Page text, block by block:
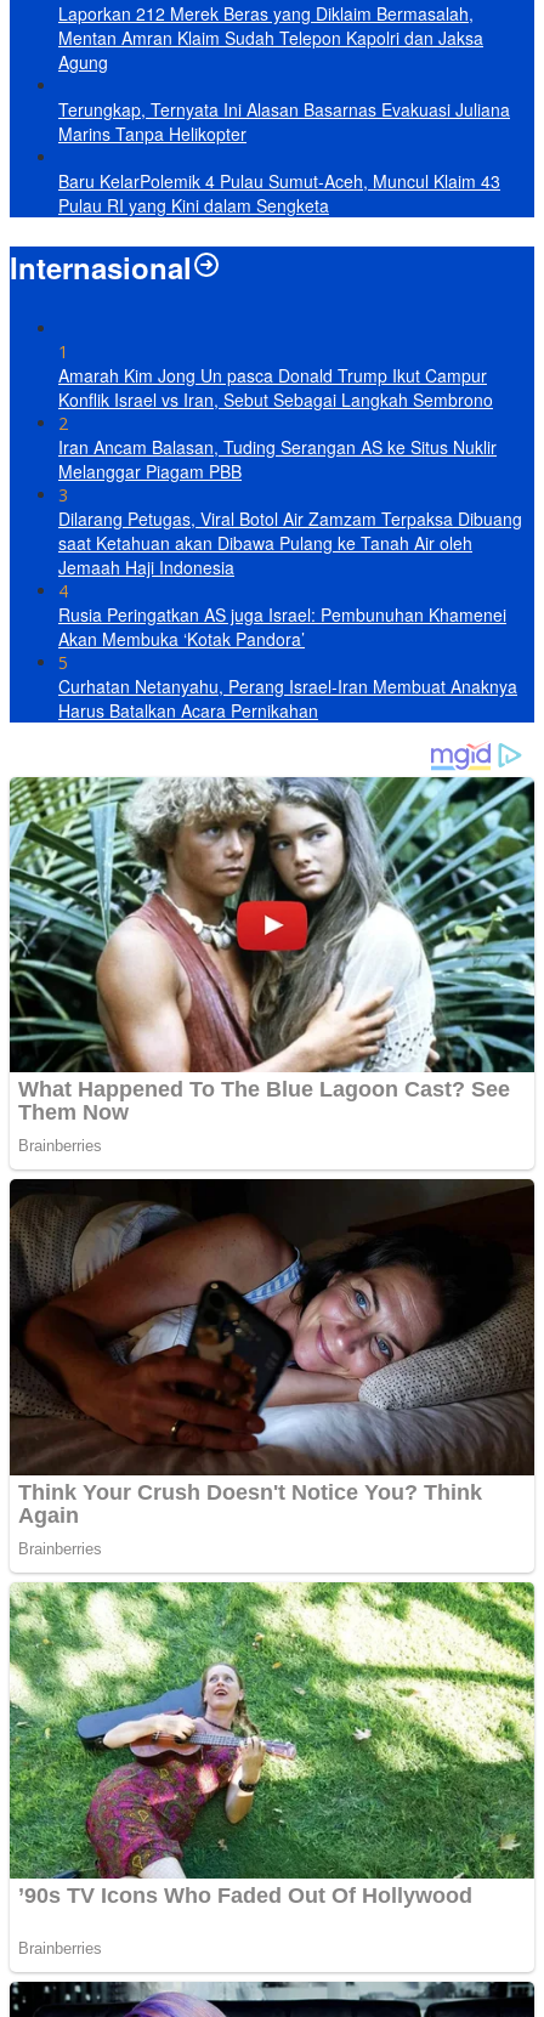
Laporkan 212 Merek Beras yang Diklaim Bermasalah,
Mentan Amran Klaim Sudah Telepon Kapolri dan Jaksa
Agung
Terungkap, Ternyata Ini Alasan Basarnas Evakuasi Juliana
Marins Tanpa Helikopter
Baru KelarPolemik 4 Pulau Sumut-Aceh, Muncul Klaim 43
Pulau RI yang Kini dalam Sengketa
Internasional
1
Amarah Kim Jong Un pasca Donald Trump Ikut Campur
Konflik Israel vs Iran, Sebut Sebagai Langkah Sembrono
2
Iran Ancam Balasan, Tuding Serangan AS ke Situs Nuklir
Melanggar Piagam PBB
3
Dilarang Petugas, Viral Botol Air Zamzam Terpaksa Dibuang
saat Ketahuan akan Dibawa Pulang ke Tanah Air oleh
Jemaah Haji Indonesia
4
Rusia Peringatkan AS juga Israel: Pembunuhan Khamenei
Akan Membuka ‘Kotak Pandora’
5
Curhatan Netanyahu, Perang Israel-Iran Membuat Anaknya
Harus Batalkan Acara Pernikahan